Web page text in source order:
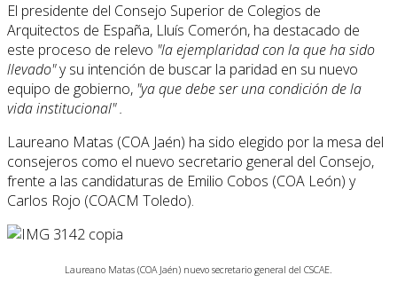
El presidente del Consejo Superior de Colegios de
Arquitectos de España, Lluís Comerón, ha destacado de
este proceso de relevo "la ejemplaridad con la que ha sido
llevado"y su intención de buscar la paridad en su nuevo
equipo de gobierno, "ya que debe ser una condición de la
vida institucional" .
Laureano Matas (COA Jaén) ha sido elegido por la mesa del
consejeros como el nuevo secretario general del Consejo,
frente a las candidaturas de Emilio Cobos (COA León) y
Carlos Rojo (COACM Toledo).
Laureano Matas (COA Jaén) nuevo secretario general del CSCAE.